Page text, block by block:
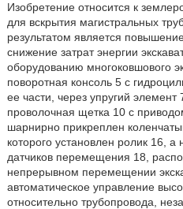
Изобретение относится к
для вскрытия магистральных
результатом является
снижение затрат энергии
оборудованию многоковшового
поворотная консоль 5 с
ее части, через упругий элемент
проволочная щетка 10 с
шарнирно прикреплен
которого установлен ролик 16,
датчиков перемещения 18,
непрерывном перемещении
автоматическое управление
относительно трубопровода,